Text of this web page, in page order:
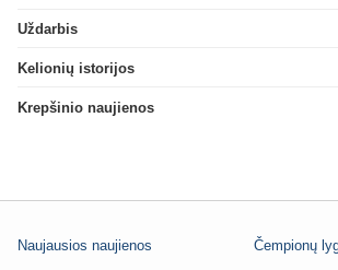
Uždarbis
Kelionių istorijos
Krepšinio naujienos
Naujausios naujienos Čempionų